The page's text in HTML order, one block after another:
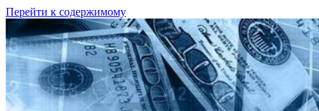
Перейти к содержимому